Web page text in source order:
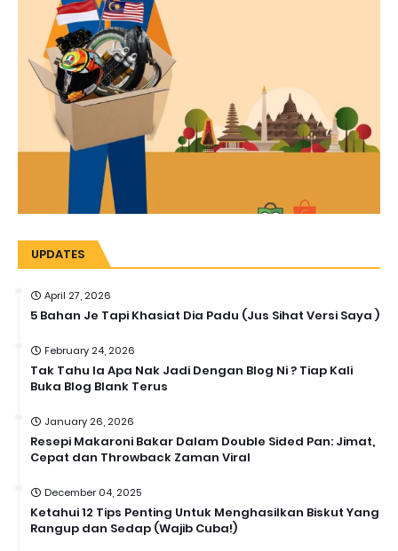
UPDATES
April 27, 2026
5 Bahan Je Tapi Khasiat Dia Padu (Jus Sihat Versi Saya )
February 24, 2026
Tak Tahu la Apa Nak Jadi Dengan Blog Ni ? Tiap Kali
Buka Blog Blank Terus
January 26, 2026
Resepi Makaroni Bakar Dalam Double Sided Pan: Jimat,
Cepat dan Throwback Zaman Viral
December 04, 2025
Ketahui 12 Tips Penting Untuk Menghasilkan Biskut Yang
Rangup dan Sedap (Wajib Cuba!)